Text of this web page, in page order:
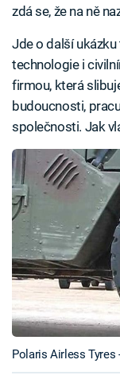
zdá se, že na ně
Jde o další
technologie i
firmou, která
budoucnosti,
společnosti. Jak
Polaris Airless Tyres